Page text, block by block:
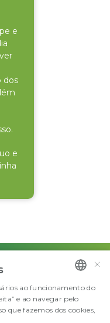
e
dos
e
os direitos reservados
PORTUGUESE
×
ao funcionamento do
e ao navegar pelo
que fazemos dos cookies,